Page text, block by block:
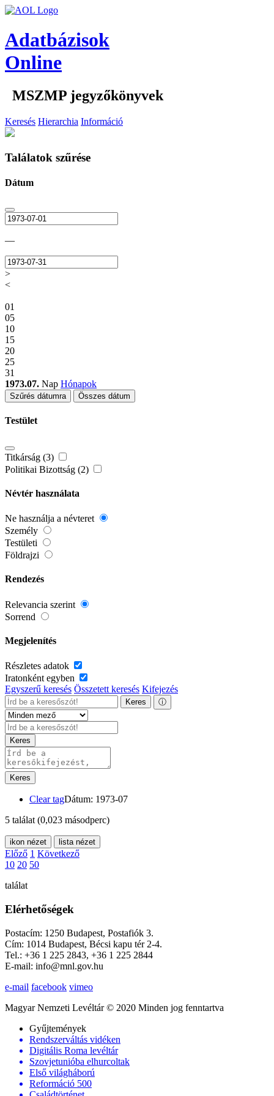
Adatbázisok
Online
MSZMP jegyzőkönyvek
Keresés Hierarchia Információ
Találatok szűrése
Dátum
—
>
<
01
05
10
15
20
25
31
1973.07. Nap Hónapok
Szűrés dátumra Összes dátum
Testület
Titkárság (3)
Politikai Bizottság (2)
Névtér használata
Ne használja a névteret
Személy
Testületi
Földrajzi
Rendezés
Relevancia szerint
Sorrend
Megjelenítés
Részletes adatok
Iratonként egyben
Egyszerű keresés Összetett keresés Kifejezés
Keres ⓘ
Keres
Keres
Clear tagDátum: 1973-07
5 találat (0,023 másodperc)
ikon nézet lista nézet
Előző 1 Következő
10 20 50
találat
Elérhetőségek
Postacím: 1250 Budapest, Postafiók 3.
Cím: 1014 Budapest, Bécsi kapu tér 2-4.
Tel.: +36 1 225 2843, +36 1 225 2844
E-mail: info@mnl.gov.hu
e-mail facebook vimeo
Magyar Nemzeti Levéltár © 2020 Minden jog fenntartva
Gyűjtemények
Rendszerváltás vidéken
Digitális Roma levéltár
Szovjetunióba elhurcoltak
Első világháború
Reformáció 500